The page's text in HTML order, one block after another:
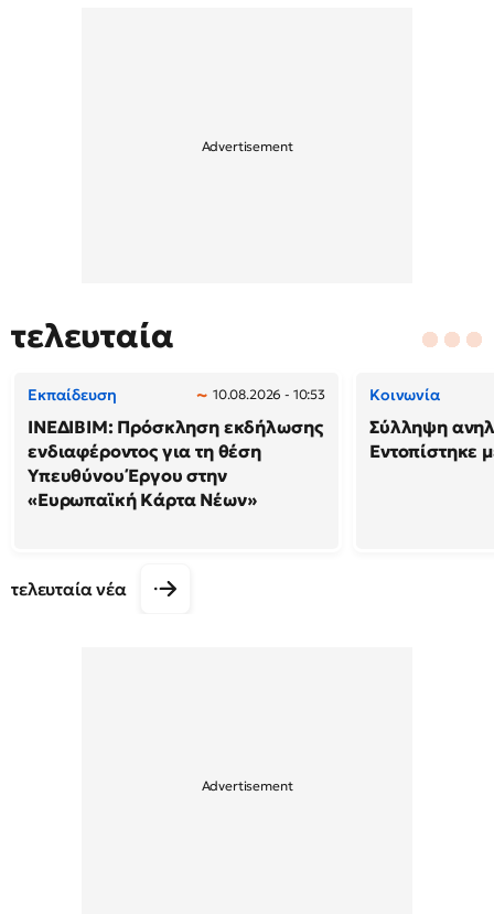
τελευταία
Εκπαίδευση 10.08.2026 - 10:53
ΙΝΕΔΙΒΙΜ: Πρόσκληση εκδήλωσης
ενδιαφέροντος για τη θέση
Υπευθύνου Έργου στην
«Ευρωπαϊκή Κάρτα Νέων»
Κοινωνία
Σύλληψη
Εντοπίστηκε
τελευταία νέα